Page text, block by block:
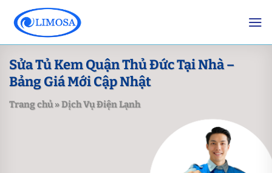
content
Sửa Tủ Kem Quận Thủ Đức Tại Nhà –
Bảng Giá Mới Cập Nhật
Trang chủ»Dịch Vụ Điện Lạnh